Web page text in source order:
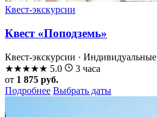
Квест-экскурсии
Квест «Поподземь»
Квест-экскурсии · Индивидуальные
★★★★★ 5.0
3 часа
от 1 875 руб.
Подробнее Выбрать даты